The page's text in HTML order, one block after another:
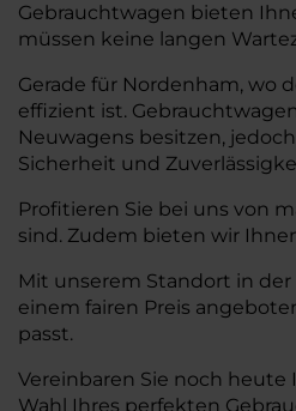
Gebrauchtwagen bieten
müssen keine langen
Gerade für Nordenham, wo
effizient ist.
Neuwagens besitzen,
Sicherheit und
Profitieren Sie bei uns von
sind. Zudem bieten wir
Mit unserem Standort in
einem fairen Preis
passt.
Vereinbaren Sie noch
Wahl Ihres perfekten